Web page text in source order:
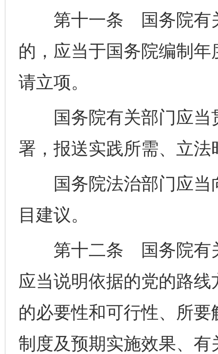
第十一条 国务院有关
的，应当于国务院编制
请立项。
国务院有关部门应当
署，报送实践所需、立
国务院法治部门应当
目建议。
第十二条 国务院有关
应当说明依据的党的路
的必要性和可行性、所
制度及预期实施效果、